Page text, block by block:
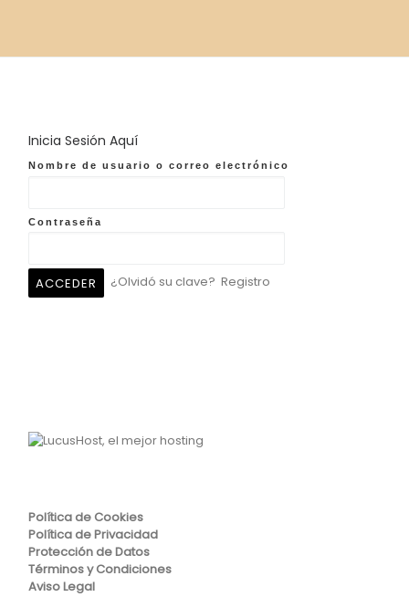
Inicia Sesión Aquí
Nombre de usuario o correo electrónico
Contraseña
¿Olvidó su clave? Registro
Política de Cookies
Política de Privacidad
Protección de Datos
Términos y Condiciones
Aviso Legal